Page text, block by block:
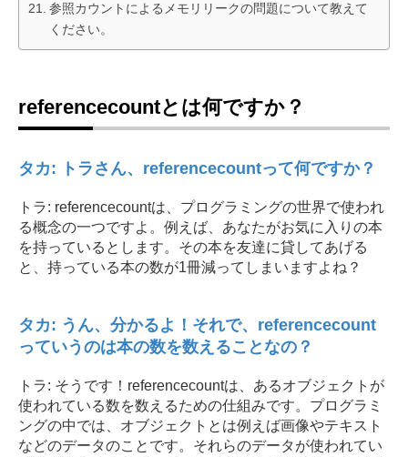
参照カウントによるメモリリークの問題について教えて
ください。
referencecountとは何ですか？
タカ: トラさん、referencecountって何ですか？
トラ: referencecountは、プログラミングの世界で使われ
る概念の一つですよ。例えば、あなたがお気に入りの本
を持っているとします。その本を友達に貸してあげる
と、持っている本の数が1冊減ってしまいますよね？
タカ: うん、分かるよ！それで、referencecount
っていうのは本の数を数えることなの？
トラ: そうです！referencecountは、あるオブジェクトが
使われている数を数えるための仕組みです。プログラミ
ングの中では、オブジェクトとは例えば画像やテキスト
などのデータのことです。それらのデータが使われてい